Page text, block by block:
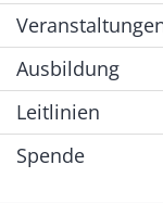
Ausbildung
Leitlinien
Spende